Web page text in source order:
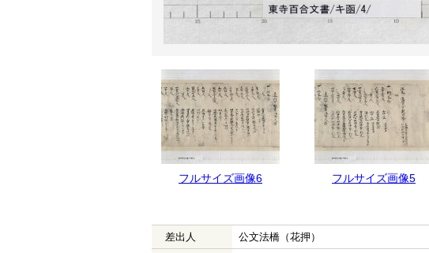
フルサイズ画像6 フルサイズ画像5
差出人
公文法橋（花押）